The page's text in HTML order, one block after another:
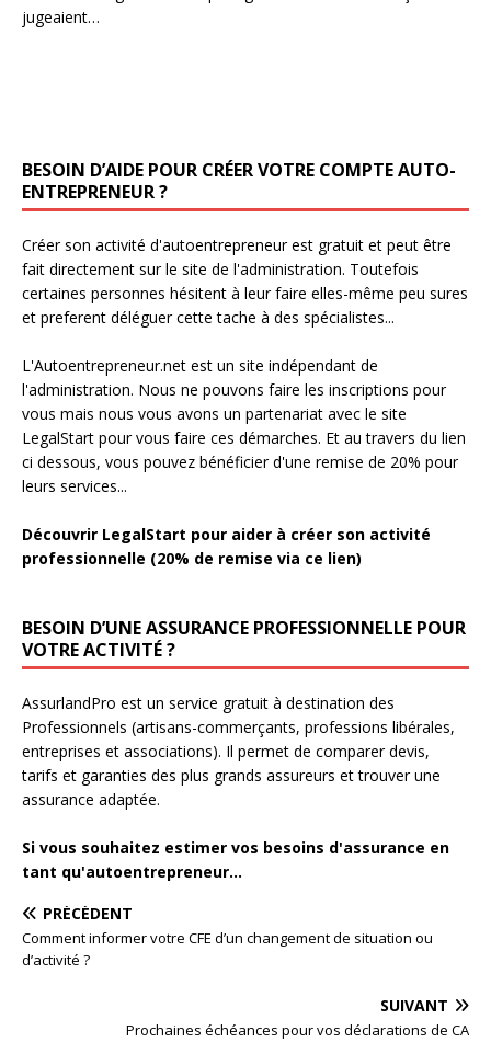
jugeaient…
BESOIN D’AIDE POUR CRÉER VOTRE COMPTE AUTO-
ENTREPRENEUR ?
Créer son activité d'autoentrepreneur est gratuit et peut être
fait directement sur le site de l'administration. Toutefois
certaines personnes hésitent à leur faire elles-même peu sures
et preferent déléguer cette tache à des spécialistes...
L'Autoentrepreneur.net est un site indépendant de
l'administration. Nous ne pouvons faire les inscriptions pour
vous mais nous vous avons un partenariat avec le site
LegalStart pour vous faire ces démarches. Et au travers du lien
ci dessous, vous pouvez bénéficier d'une remise de 20% pour
leurs services...
Découvrir LegalStart pour aider à créer son activité
professionnelle (20% de remise via ce lien)
BESOIN D’UNE ASSURANCE PROFESSIONNELLE POUR
VOTRE ACTIVITÉ ?
AssurlandPro est un service gratuit à destination des
Professionnels (artisans-commerçants, professions libérales,
entreprises et associations). Il permet de comparer devis,
tarifs et garanties des plus grands assureurs et trouver une
assurance adaptée.
Si vous souhaitez estimer vos besoins d'assurance en
tant qu'autoentrepreneur...
PRÉCÉDENT
Comment informer votre CFE d’un changement de situation ou
d’activité ?
SUIVANT
Prochaines échéances pour vos déclarations de CA